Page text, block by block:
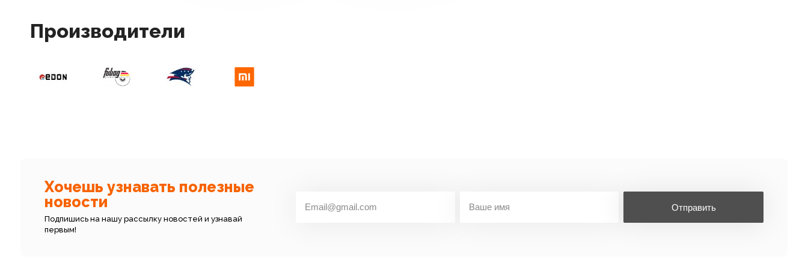
Производители
Хочешь узнавать полезные
новости
Подпишись на нашу рассылку новостей и узнавай
первым!
Отправить